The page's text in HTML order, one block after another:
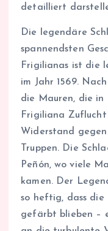
detailliert
Die legendäre
spannendsten
Frigilianas ist die
im Jahr 1569.
die Mauren, die
Frigiliana
Widerstand
Truppen. Die
Peñón, wo viele
kamen. Der
so heftig, dass die
gefärbt blieben –